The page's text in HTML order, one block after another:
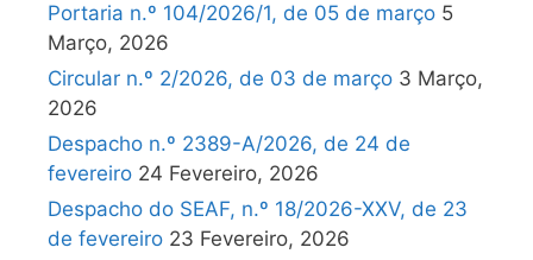
Portaria n.º 104/2026/1, de 05 de março 5
Março, 2026
Circular n.º 2/2026, de 03 de março 3 Março,
2026
Despacho n.º 2389-A/2026, de 24 de
fevereiro 24 Fevereiro, 2026
Despacho do SEAF, n.º 18/2026-XXV, de 23
de fevereiro 23 Fevereiro, 2026